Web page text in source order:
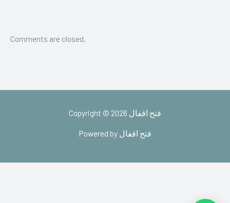
Comments are closed.
Copyright © 2026 فتح اقفال
Powered by فتح اقفال